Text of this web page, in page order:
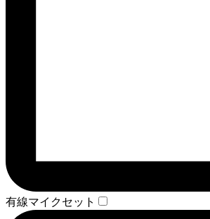
有線マイクセット